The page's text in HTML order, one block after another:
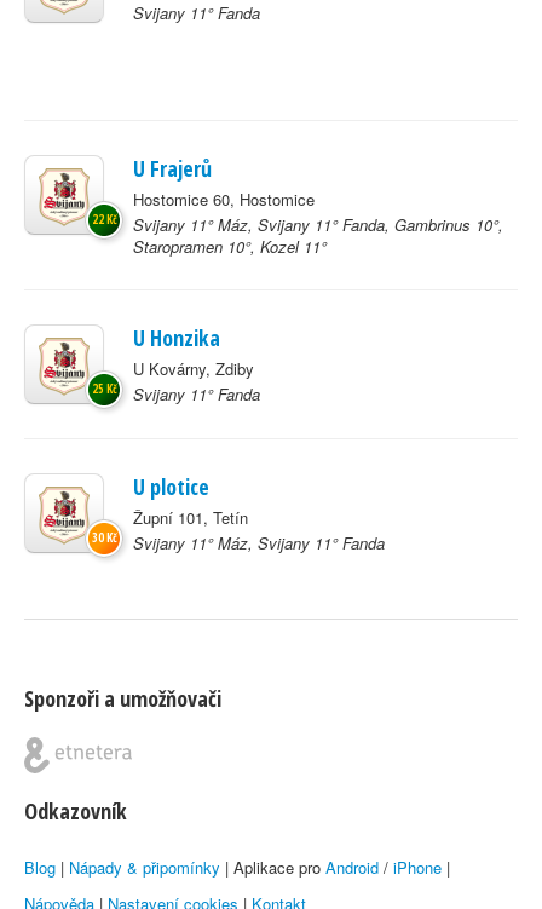
Svijany 11° Fanda
U Frajerů
Hostomice 60, Hostomice
Svijany 11° Máz, Svijany 11° Fanda, Gambrinus 10°,
Staropramen 10°, Kozel 11°
22 Kč
U Honzika
U Kovárny, Zdiby
Svijany 11° Fanda
25 Kč
U plotice
Župní 101, Tetín
Svijany 11° Máz, Svijany 11° Fanda
30 Kč
Sponzoři a umožňovači
Odkazovník
Blog | Nápady & připomínky | Aplikace pro Android / iPhone |
Nápověda | Nastavení cookies | Kontakt